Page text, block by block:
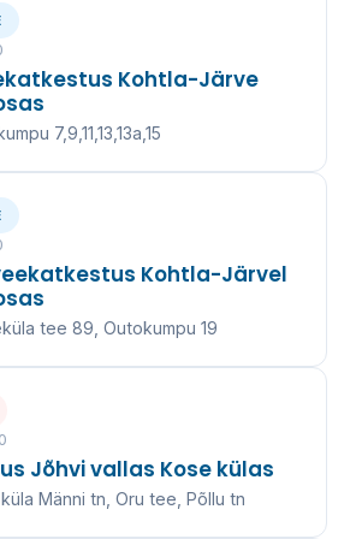
juba üle 20 aasta.
Kohtla-Järve
7,9,11,13,13a,15
Kohtla-Järvel
tee 89, Outokumpu 19
Jõhvi vallas Kose külas
Männi tn, Oru tee, Põllu tn